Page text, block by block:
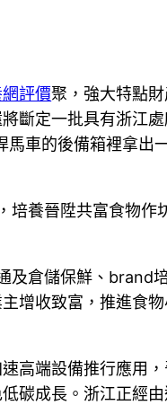
評價聚，強大特點
斷定一批具有浙江
馬車的後備箱裡拿出
培養晉陞共富食物作
及倉儲保鮮、brand
增收致富，推進食
高端設備推行應用
碳成長。浙江正經由